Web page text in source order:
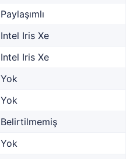
Paylaşımlı
Intel Iris Xe
Intel Iris Xe
Yok
Yok
Belirtilmemiş
Yok